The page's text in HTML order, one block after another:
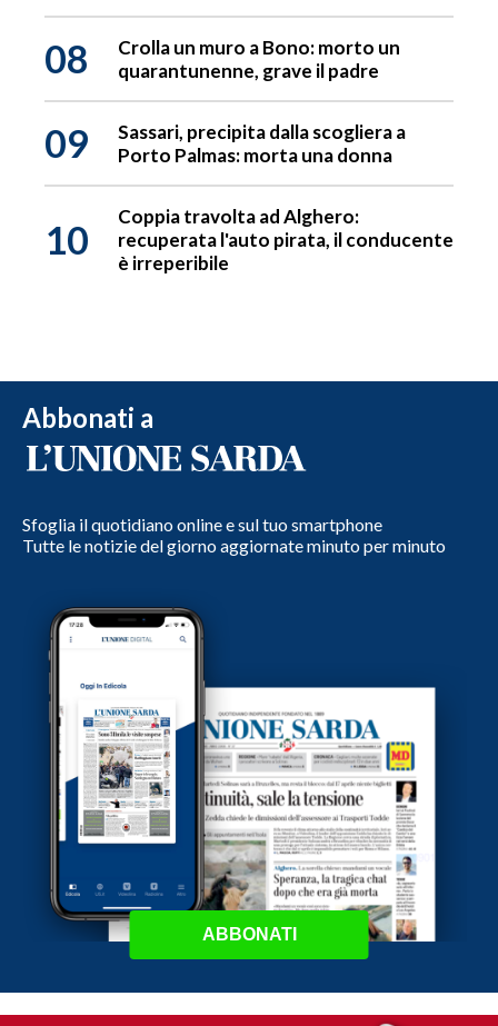
08
Crolla un muro a Bono: morto un
quarantunenne, grave il padre
09
Sassari, precipita dalla scogliera a
Porto Palmas: morta una donna
10
Coppia travolta ad Alghero:
recuperata l'auto pirata, il conducente
è irreperibile
Abbonati a
Sfoglia il quotidiano online e sul tuo smartphone
Tutte le notizie del giorno aggiornate minuto per minuto
ABBONATI